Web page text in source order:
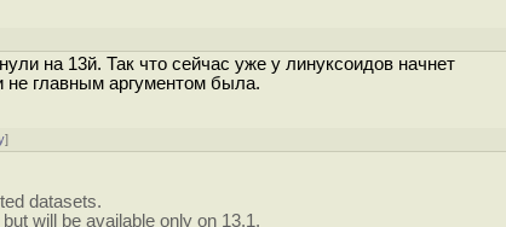
на 13й. Так что сейчас уже у линуксоидов начнет
не главным аргументом была.
]
datasets.
will be available only on 13.1.